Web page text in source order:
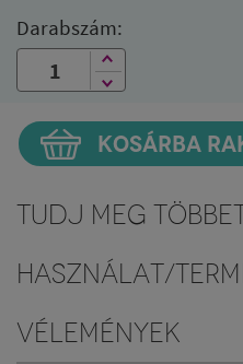
Darabszám:
KOSÁRBA
Tudj meg
Használat/
Vélemények